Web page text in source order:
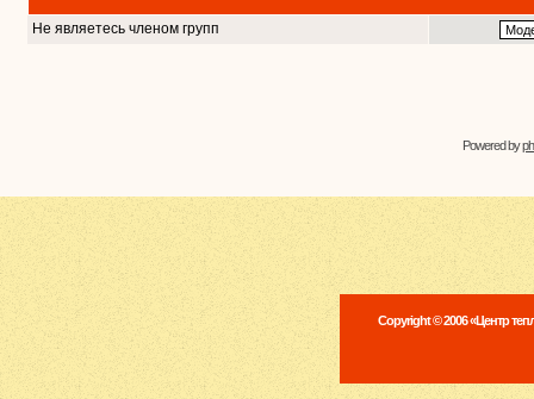
Не являетесь членом групп
Powered by
Copyright © 2006 «Центр